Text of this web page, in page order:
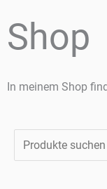
Shop
In meinem Shop
Suchen
nach:
Min.
Preis